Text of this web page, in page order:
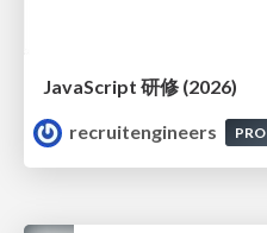
JavaScript 研修 (2026)
recruitengineers
PRO